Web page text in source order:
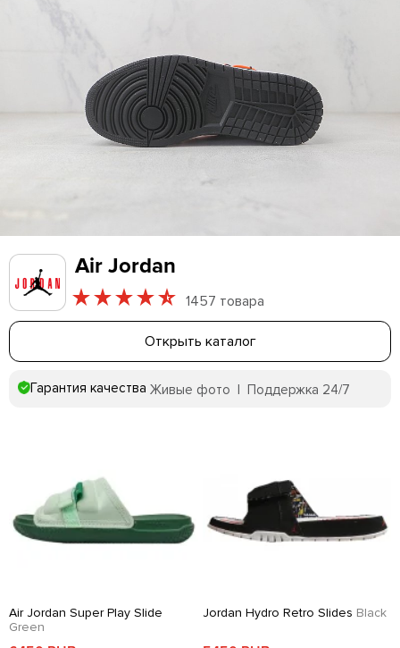
Air Jordan
1457 товара
Открыть каталог
Гарантия качества Живые фото | Поддержка 24/7
Air Jordan Super Play Slide
Green
Jordan Hydro Retro Slides Black